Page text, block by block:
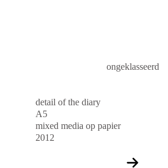
ongeklasseerd
detail of the diary
A5
mixed media op papier
2012